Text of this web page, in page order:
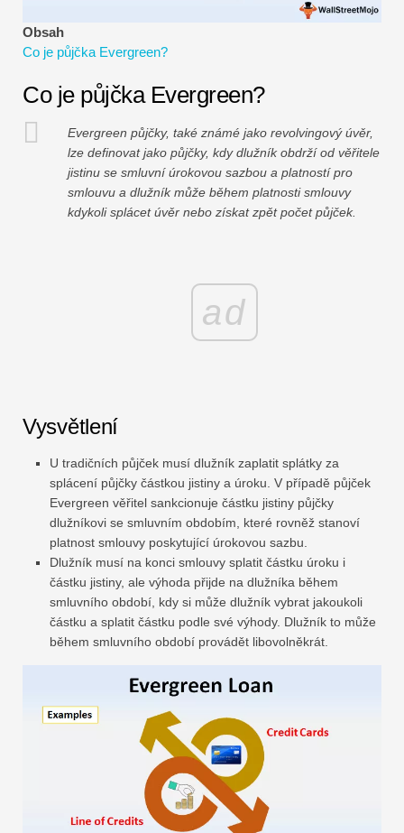
Plná forma
Výukové programy pro řízení rizik
Obsah
Co je půjčka Evergreen?
Co je půjčka Evergreen?
Evergreen půjčky, také známé jako revolvingový úvěr,
lze definovat jako půjčky, kdy dlužník obdrží od věřitele
jistinu se smluvní úrokovou sazbou a platností pro
smlouvu a dlužník může během platnosti smlouvy
kdykoli splácet úvěr nebo získat zpět počet půjček.
ad
Vysvětlení
U tradičních půjček musí dlužník zaplatit splátky za
splácení půjčky částkou jistiny a úroku. V případě půjček
Evergreen věřitel sankcionuje částku jistiny půjčky
dlužníkovi se smluvním obdobím, které rovněž stanoví
platnost smlouvy poskytující úrokovou sazbu.
Dlužník musí na konci smlouvy splatit částku úroku i
částku jistiny, ale výhoda přijde na dlužníka během
smluvního období, kdy si může dlužník vybrat jakoukoli
částku a splatit částku podle své výhody. Dlužník to může
během smluvního období provádět libovolněkrát.